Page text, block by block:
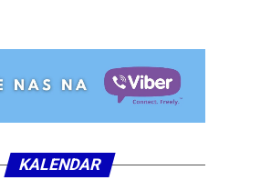
KALENDAR